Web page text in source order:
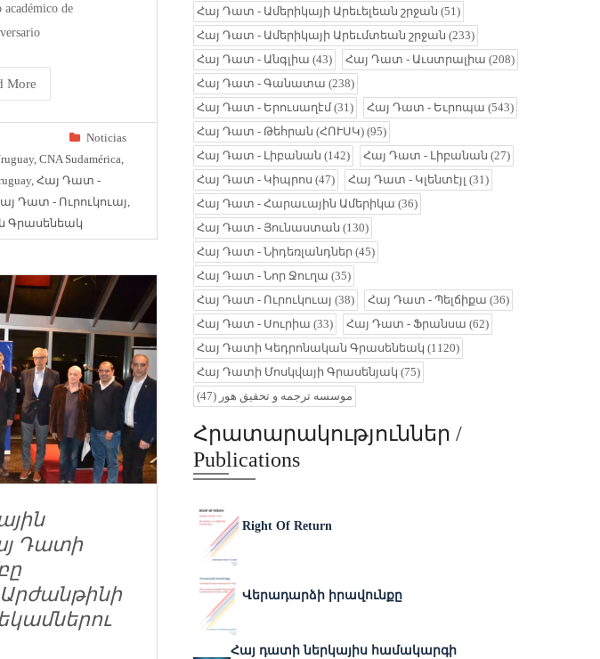
de
Noticias
, CNA Sudamérica
, Հայ Դատ -
Դատ - Ուրուկուայ
Գրասենեակ
Դատի
Հայ Դատ - Ամերիկայի Արեւելեան շրջան (51)
Հայ Դատ - Ամերիկայի Արեւմտեան շրջան (233)
Հայ Դատ - Անգլիա (43) Հայ Դատ - Աւստրալիա (208)
Հայ Դատ - Գանատա (238)
Հայ Դատ - Երուսաղէմ(31) Հայ Դատ - Եւրոպա (543)
Հայ Դատ - Թեհրան (ՀՈՒՍԿ) (95)
Հայ Դատ - Լիբանան (142) Հայ Դատ - Լիբանան (27)
Հայ Դատ - Կիպրոս (47) Հայ Դատ - Կլենտէյլ (31)
Հայ Դատ - Հարաւային Ամերիկա (36)
Հայ Դատ - Յունաստան (130)
Հայ Դատ - Նիդեռլանդներ (45)
Հայ Դատ - Նոր Ջուղա (35)
Հայ Դատ - Ուրուկուայ (38) Հայ Դատ - Պելճիքա (36)
Հայ Դատ - Սուրիա (33) Հայ Դատ - Ֆրանսա (62)
Հայ Դատի Կեդրոնական Գրասենեակ (1120)
Հայ Դատի Մոսկվայի Գրասենյակ (75)
موسسه ترجمه و تحقیق هور (47)
Հրատարակություններ /
Publications
Right Of Return
Վերադարձի իրավունքը
Հայ դատի ներկայիս համակարգի